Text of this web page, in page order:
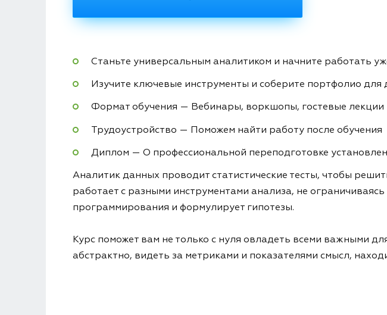
Станьте универсальным аналитиком и начните работать
Изучите ключевые инструменты и соберите портфолио
Формат обучения — Вебинары, воркшопы, гостевые лекции
Трудоустройство — Поможем найти работу после обучения
Диплом — О профессиональной переподготовке
Аналитик данных проводит статистические тесты, чтобы
работает с разными инструментами анализа, не
программирования и формулирует гипотезы.
Курс поможет вам не только с нуля овладеть всеми важными
абстрактно, видеть за метриками и показателями смысл,